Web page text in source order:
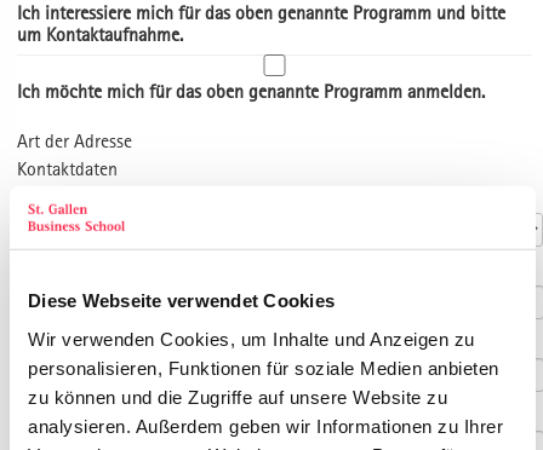
Diese Webseite verwendet Cookies
Wir verwenden Cookies, um Inhalte und Anzeigen zu
personalisieren, Funktionen für soziale Medien anbieten
zu können und die Zugriffe auf unsere Website zu
analysieren. Außerdem geben wir Informationen zu Ihrer
Ich interessiere mich für das oben genannte Programm und bitte
um Kontaktaufnahme.
Ich möchte mich für das oben genannte Programm anmelden.
Art der Adresse
Kontaktdaten
Vorname*